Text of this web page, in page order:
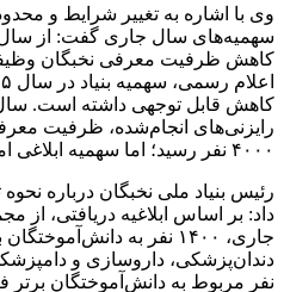
وی با اشاره به تغییر شرایط و
سهمیه‌های سال جاری گفت: از سال
کاهش ظرفیت معرفی نخبگان
کاهش قابل توجهی داشته است. سال
رایزنی‌های انجام‌شده، ظرفیت
۴۰۰۰ نفر رسید؛ اما سهمیه ابلاغی امسال ۲۰۰۰ نفر است.
جاری، ۱۴۰۰ نفر به